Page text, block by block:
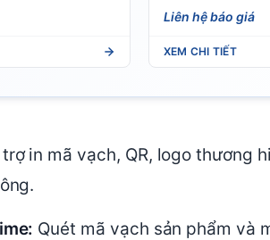
Liên hệ báo giá
XEM CHI TIẾT
trợ in mã vạch, QR, logo thương
Quét mã vạch sản phẩm và